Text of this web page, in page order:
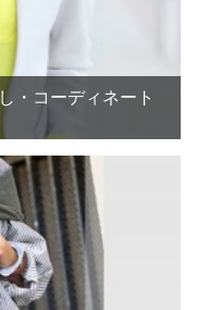
・コーディネート